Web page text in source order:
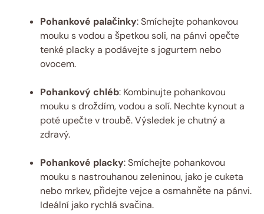
Pohankové palačinky: Smíchejte pohankovou
mouku s vodou a špetkou soli, na ​pánvi opečte
tenké placky a podávejte s ‌jogurtem ⁤nebo
ovocem.
Pohankový chléb:‍ Kombinujte pohankovou
mouku s droždím, vodou a solí. Nechte ‌kynout a
poté‍ upečte ‌v troubě. ⁢Výsledek je chutný a
zdravý.
Pohankové placky: Smíchejte ⁤pohankovou
mouku s nastrouhanou zeleninou, ⁣jako je⁤ cuketa
nebo mrkev, přidejte vejce⁣ a osmahněte‍ na‍ pánvi.
Ideální jako rychlá svačina.